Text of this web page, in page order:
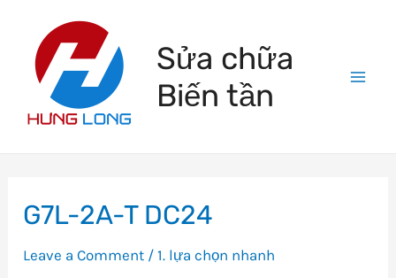
content
Sửa chữa
Biến tần
G7L-2A-T DC24
Leave a Comment /1. lựa chọn nhanh